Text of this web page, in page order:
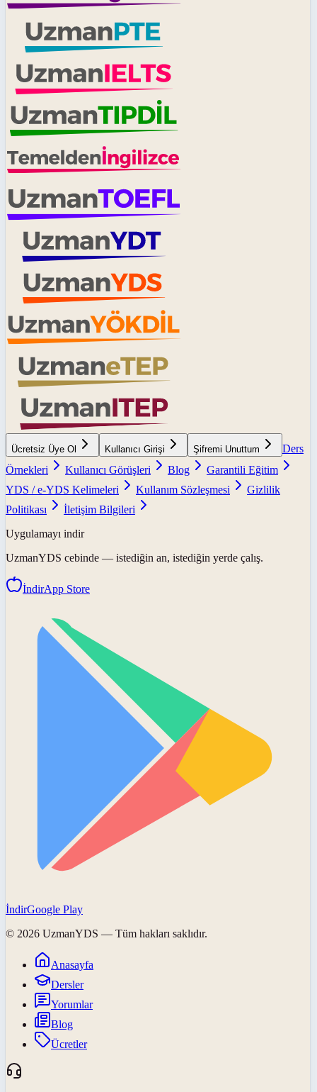
Ücretsiz Üye Ol Kullanıcı Girişi Şifremi Unuttum
Ders
Örnekleri
Kullanıcı Görüşleri Blog
Garantili Eğitim
YDS / e-YDS Kelimeleri
Kullanım Sözleşmesi
Gizlilik
Politikası
İletişim Bilgileri
Uygulamayı indir
UzmanYDS cebinde — istediğin an, istediğin yerde çalış.
İndirApp Store
İndirGoogle Play
© 2026 UzmanYDS — Tüm hakları saklıdır.
Anasayfa
Dersler
Yorumlar
Blog
Ücretler